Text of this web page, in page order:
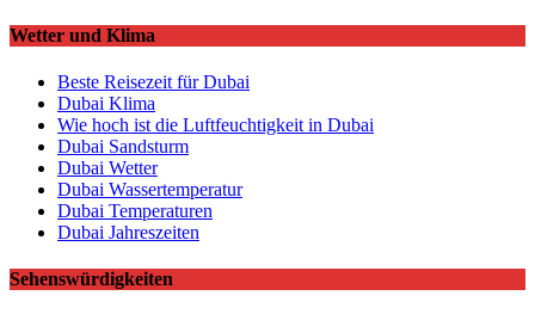
Wetter und Klima
Beste Reisezeit für Dubai
Dubai Klima
Wie hoch ist die Luftfeuchtigkeit in Dubai
Dubai Sandsturm
Dubai Wetter
Dubai Wassertemperatur
Dubai Temperaturen
Dubai Jahreszeiten
Sehenswürdigkeiten